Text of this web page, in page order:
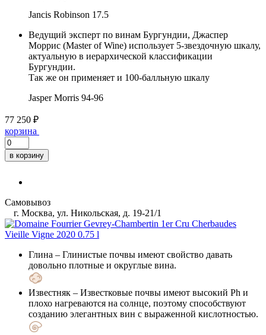
Jancis Robinson 17.5
Ведущий эксперт по винам Бургундии, Джаспер
Моррис (Master of Wine) использует 5-звездочную шкалу,
актуальную в иерархической классификации
Бургундии.
Так же он применяет и 100-балльную шкалу
Jasper Morris 94-96
77 250 ₽
корзина
в корзину
Самовывоз
г. Москва, ул. Никольская, д. 19-21/1
Глина – Глинистые почвы имеют свойство давать
довольно плотные и округлые вина.
Известняк – Известковые почвы имеют высокий Ph и
плохо нагреваются на солнце, поэтому способствуют
созданию элегантных вин с выраженной кислотностью.